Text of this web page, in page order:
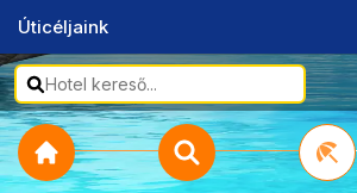
Úticéljaink